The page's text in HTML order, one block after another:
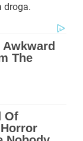
droga.